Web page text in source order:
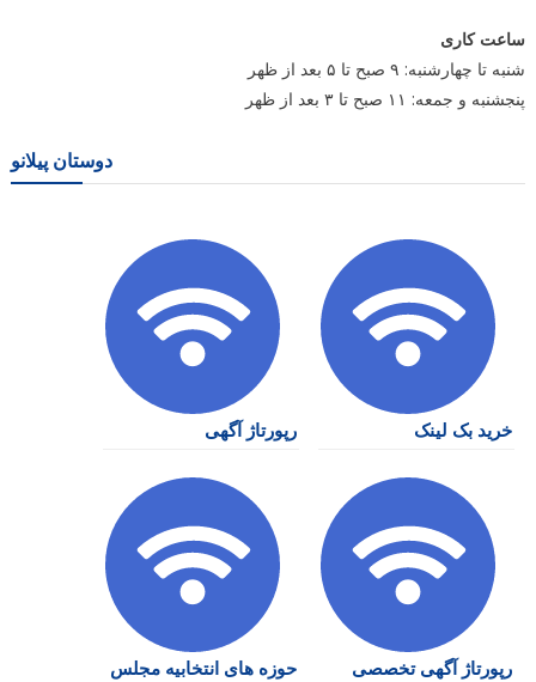
ساعت کاری
شنبه تا چهارشنبه: ۹ صبح تا ۵ بعد از ظهر
پنجشنبه و جمعه: ۱۱ صبح تا ۳ بعد از ظهر
دوستان پیلانو
خرید بک لینک رپورتاژ آگهی
رپورتاژ آگهی تخصصی حوزه های انتخابیه مجلس